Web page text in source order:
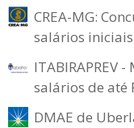
CREA-MG:
salários iniciais
ITABIRAPREV
salários de até
DMAE de